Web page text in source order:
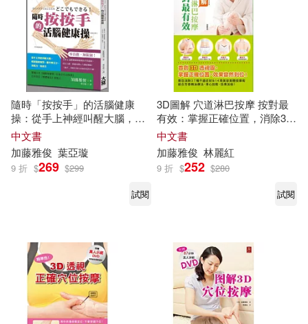
隨時「按按手」的活腦健康
操：從手上神經叫醒大腦，輕
鬆阻斷疲勞，提升專注力、美
肌力、免疫力
中文書
加藤雅俊 葉亞璇
9 折 $269 $299
試閱
3D圖解 穴道淋巴按摩 按對最
有效：掌握正確位置，消除37
種不適症狀&14項美容美體按
摩術
中文書
加藤雅俊 林麗紅
9 折 $252 $280
試閱